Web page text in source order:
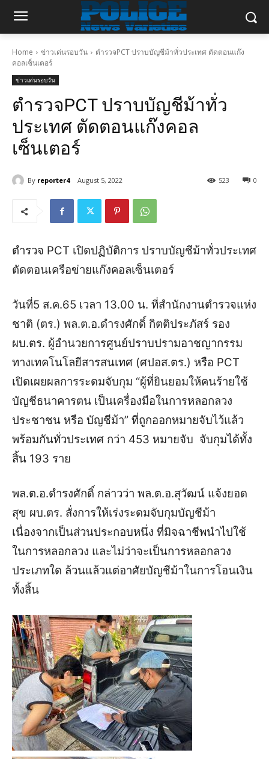
Home ข่าวเด่นรอบวัน
ตำรวจPCT ปราบบัญชีม้าทั่วประเทศ ตัดตอนแก๊ง
คอลเซ็นเตอร์
ข่าวเด่นรอบวัน
ตำรวจPCT ปราบบัญชีม้าทั่ว
ประเทศ ตัดตอนแก๊งคอล
เซ็นเตอร์
By reporter4 August 5, 2022 0
523
ตำรวจ PCT เปิดปฏิบัติการ ปราบบัญชีม้าทั่วประเทศ
ตัดตอนเครือข่ายแก๊งคอลเซ็นเตอร์
วันที่5 ส.ค.65 เวลา 13.00 น. ที่สำนักงานตำรวจแห่ง
ชาติ (ตร.) พล.ต.อ.ดำรงศักดิ์ กิตติประภัสร์ รอง
ผบ.ตร. ผู้อำนวยการศูนย์ปราบปรามอาชญากรรม
ทางเทคโนโลยีสารสนเทศ (ศปอส.ตร.) หรือ PCT
เปิดเผยผลการระดมจับกุม “ผู้ที่ยินยอมให้คนร้ายใช้
บัญชีธนาคารตน เป็นเครื่องมือในการหลอกลวง
ประชาชน หรือ บัญชีม้า” ที่ถูกออกหมายจับไว้แล้ว
พร้อมกันทั่วประเทศ กว่า 453 หมายจับ จับกุมได้ทั้ง
สิ้น 193 ราย
พล.ต.อ.ดำรงศักดิ์ กล่าวว่า พล.ต.อ.สุวัฒน์ แจ้งยอด
สุข ผบ.ตร. สั่งการให้เร่งระดมจับกุมบัญชีม้า
เนื่องจากเป็นส่วนประกอบหนึ่ง ที่มิจฉาชีพนำไปใช้
ในการหลอกลวง และไม่ว่าจะเป็นการหลอกลวง
ประเภทใด ล้วนแล้วแต่อาศัยบัญชีม้าในการโอนเงิน
ทั้งสิ้น